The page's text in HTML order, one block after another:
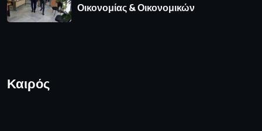
Οικονομίας & Οικονομικών
Καιρός